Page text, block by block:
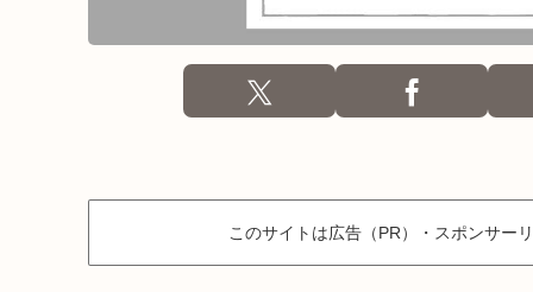
このサイトは広告（PR）・スポンサー